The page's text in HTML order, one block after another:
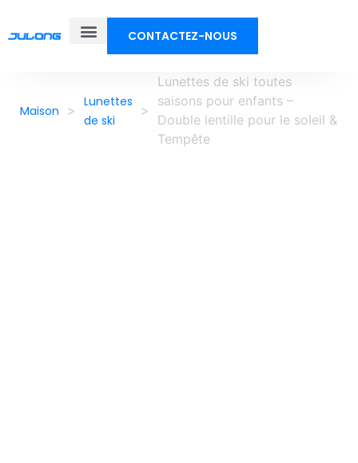
CONTACTEZ-NOUS
Maison >
Lunettes
de ski
>
Lunettes de ski toutes
saisons pour enfants –
Double lentille pour le soleil &
Tempête